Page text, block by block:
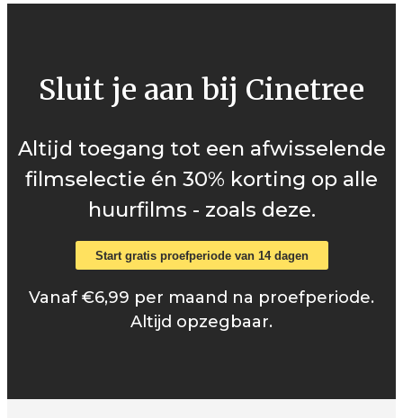
Sluit je aan bij Cinetree
Altijd toegang tot een afwisselende
filmselectie én 30% korting op alle
huurfilms - zoals deze.
Start gratis proefperiode van 14 dagen
Vanaf €6,99 per maand na proefperiode.
Altijd opzegbaar.